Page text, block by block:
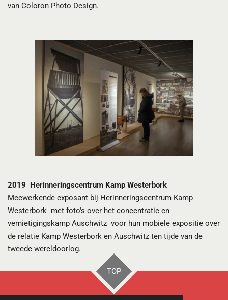
van Coloron Photo Design.
2019 Herinneringscentrum Kamp Westerbork
Meewerkende exposant bij Herinneringscentrum Kamp
Westerbork met foto's over het concentratie en
vernietigingskamp Auschwitz voor hun mobiele expositie over
de relatie Kamp Westerbork en Auschwitz ten tijde van de
tweede wereldoorlog.
TOP